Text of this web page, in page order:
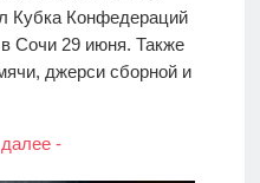
Кубка Конфедераций
Сочи 29 июня. Также
джерси сборной и
-